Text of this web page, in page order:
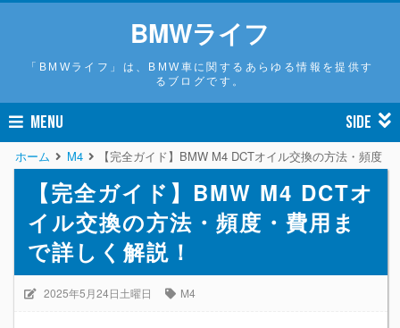
BMWライフ
「BMWライフ」は、BMW車に関するあらゆる情報を提供す
るブログです。
MENU SIDE
ホーム M4 【完全ガイド】BMW M4 DCTオイル交換の方法・頻度
【完全ガイド】BMW M4 DCTオ
イル交換の方法・頻度・費用ま
で詳しく解説！
2025年5月24日土曜日 M4